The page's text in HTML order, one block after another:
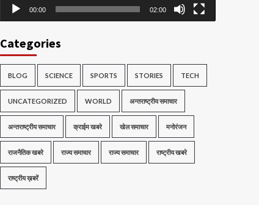
00:00 02:00
Categories
BLOG SCIENCE SPORTS STORIES TECH
UNCATEGORIZED WORLD अन्तराष्ट्रीय समाचार
अन्तराष्ट्रीय समाचार क्राईम खबरे खेल समाचार मनोरंजन
राजनैतिक खबरे राज्य समाचार राज्य समाचार राष्ट्रीय खबरे
राष्ट्रीय ख़बरें